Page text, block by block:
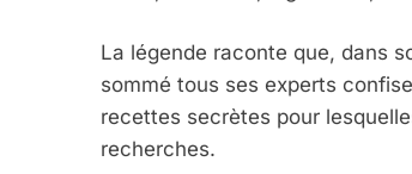
La légende raconte que, dans
sommé tous ses experts
recettes secrètes pour
recherches.